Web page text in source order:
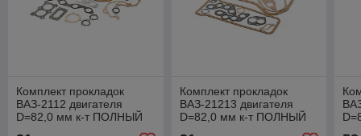
Комплект прокладок
ВАЗ-2112 двигателя
D=82,0 мм к-т ПОЛНЫЙ
Комплект прокладок
ВАЗ-21213 двигателя
D=82,0 мм к-т ПОЛНЫЙ